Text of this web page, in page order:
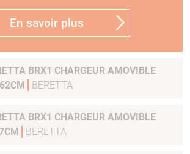
En savoir plus
BRX1 CHARGEUR AMOVIBLE
BERETTA
BRX1 CHARGEUR AMOVIBLE
BERETTA